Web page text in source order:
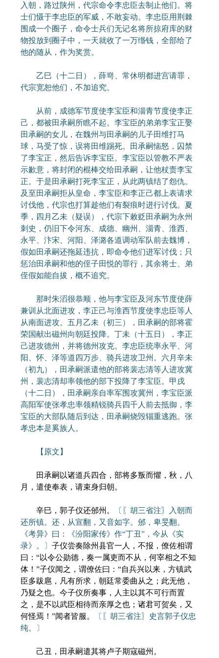
入朝，路过陕州，代宗命令李忠臣去制止他们。将
士们慑于李忠臣的军威，不敢妄动。李忠臣用荆棘
围成一个圈子，命令士兵们无记名将所掠府库的财
物投放到圈子中，一天就收了一万缗钱，全部给了
他的随从，作为奖赏。
乙巳（十二日），薛㟧、常休明都进宫请罪，
代宗宽恕他们，不加追究。
从前，成德军节度使李宝臣和淄青节度使李正
己，都被田承嗣所瞧不起。李宝臣的弟弟李宝正娶
田承嗣的女儿，在魏州与田承嗣的儿子田维打马
球，马受了惊，误将田维踢死。田承嗣恼怒，囚禁
了李宝正，然后告诉李宝臣。李宝臣以管教不严表
示歉意，将封闭的棍棒交给田承嗣，让他杖责李宝
正。于是田承嗣打死李宝正，从此两镇结了怨仇。
及至田承嗣拒从皇命，李宝臣和李正己都上表请求
讨伐他，代宗也打算趁他们有裂痕时进行讨伐。夏
季，四月乙未（疑误），代宗下敕贬田承嗣为永州
刺史，仍旧下令河东、成德、幽州、淄青、淮西、
永平、汴宋、河阳、泽潞各道调动军队前去魏博，
假如田承嗣还拖延违抗，即命令他们进军讨伐；只
惩治田承嗣和他的侄子田悦的罪行，其余将士、弟
侄假如能自拔，概不追究。
那时朱滔很恭顺，他与李宝臣及河东节度使薛
兼训从北面进攻，李正己与淮西节度使李忠臣等人
从南面进攻。五月乙未（初三），田承嗣的部将霍
荣国献出磁州向朝廷投降。丁未（十五日），李正
己进攻德州，并将德州攻克。李忠臣统率永平、河
阳、怀、泽等道四万步、骑兵进攻卫州。六月辛未
（初九），田承嗣派遣他的部将裴志清等人进攻冀
州，裴志清却率领他的部下投降了李宝臣。甲戌
（十二日），田承嗣亲自率军围攻冀州，李宝臣派
高阳军使张孝忠率领精锐骑兵四千人前去抵御，李
宝臣的大部队随后到达，田承嗣烧毁辎重逃跑。张
孝忠本是奚族人。
【原文】
田承嗣以诸道兵四合，部将多叛而懼，秋，八
月，遣使奉表，请束身归朝。
辛巳，郭子仪还邠州。
〔〖胡三省注〗入朝而
还所镇。还，从宣翻，又音如字。邠，卑旻翻。
《考异》曰：《汾阳家传》作“丁丑”，今从《实
录》。〕 子仪尝奏除州县官一人，不报，僚佐相谓
曰：“以令公勋德，奏一属吏而不从，何宰相之不知
体！”子仪闻之，谓僚佐曰：“自兵兴以来，方镇武
臣多跋扈，凡有所求，朝廷常委曲从之；此无他，
乃疑之也。今子仪所奏事，人主以其不可行而置
之，是不以武臣相待而亲厚之也；诸君可贺矣，又
何怪焉！”闻者皆服。
〔〖胡三省注〗史言郭子仪忠
纯。〕
己丑，田承嗣遣其将卢子期寇磁州。